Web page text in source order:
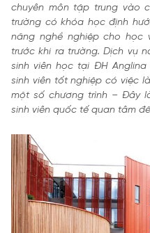
chuyên môn tập trung vào
trường có khóa học định
năng nghề nghiệp cho
trước khi ra trường. Dịch vụ
sinh viên học tại ĐH Anglina
sinh viên tốt nghiệp có việc
một số chương trình – Đây
sinh viên quốc tế quan tâm